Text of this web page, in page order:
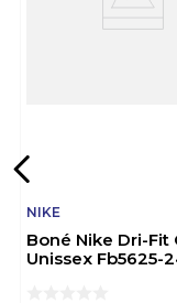
Tornou-se
confortáveis que
NIKE
Boné Nike Dri-Fit
Unissex Fb5625-